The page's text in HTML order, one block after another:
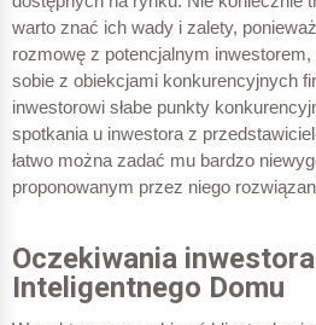
warto znać ich wady i zalety,
rozmowę z potencjalnym
sobie z obiekcjami konkurencyjnych
inwestorowi słabe punkty
spotkania u inwestora z
łatwo można zadać mu bardzo
proponowanym przez niego
Oczekiwania
Inteligentnego Domu